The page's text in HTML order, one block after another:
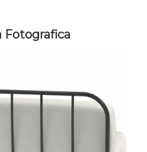
Fotografica